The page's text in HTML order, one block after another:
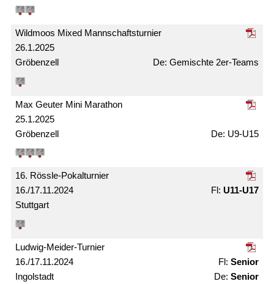
26.1.2025
Wildmoos Mixed Mann­schafts­turnier
Gröbenzell Gemischte 2er-Teams
25.1.2025
Max Geuter Mini Marathon
Gröbenzell U9-U15
16./17.11.2024
16. Rössle-Pokal­turnier
Stuttgart
U11-U17
16./17.11.2024
Ludwig-Meider-Turnier
Ingolstadt
Senior
Senior